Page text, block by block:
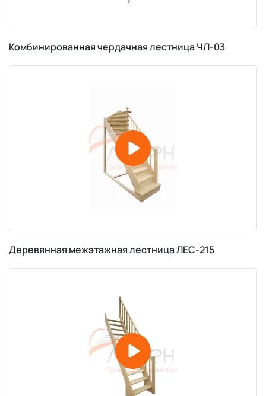
Комбинированная чердачная лестница ЧЛ-03
Деревянная межэтажная лестница ЛЕС-215